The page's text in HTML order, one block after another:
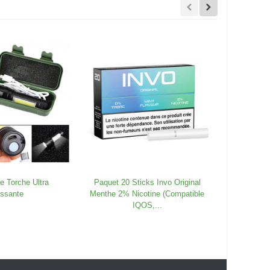
Torche Ultra
Paquet 20 Sticks Invo Original
Menthe 2% Nicotine (Compatible
IQOS,...